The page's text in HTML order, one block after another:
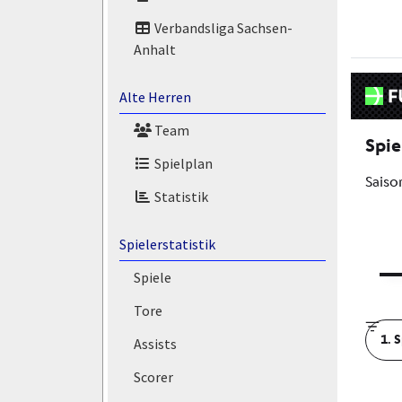
Verbandsliga Sachsen-
Anhalt
Alte Herren
Team
Spielplan
Statistik
Spielerstatistik
Spiele
Tore
Assists
Scorer